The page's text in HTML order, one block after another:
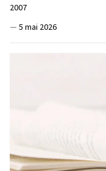
2007
— 5 mai 2026